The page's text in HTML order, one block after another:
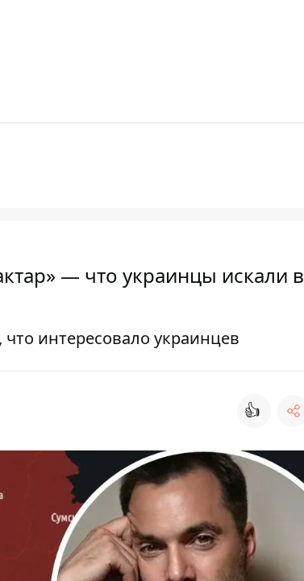
— что украинцы искали в
интересовало украинцев
👍